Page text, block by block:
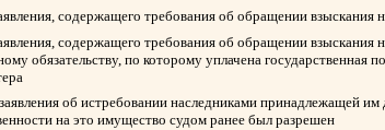
содержащего требования об обращении взыскания
содержащего требования об обращении
обязательству, по которому уплачена государственная
об истребовании наследниками принадлежащей
на это имущество судом ранее был разрешен